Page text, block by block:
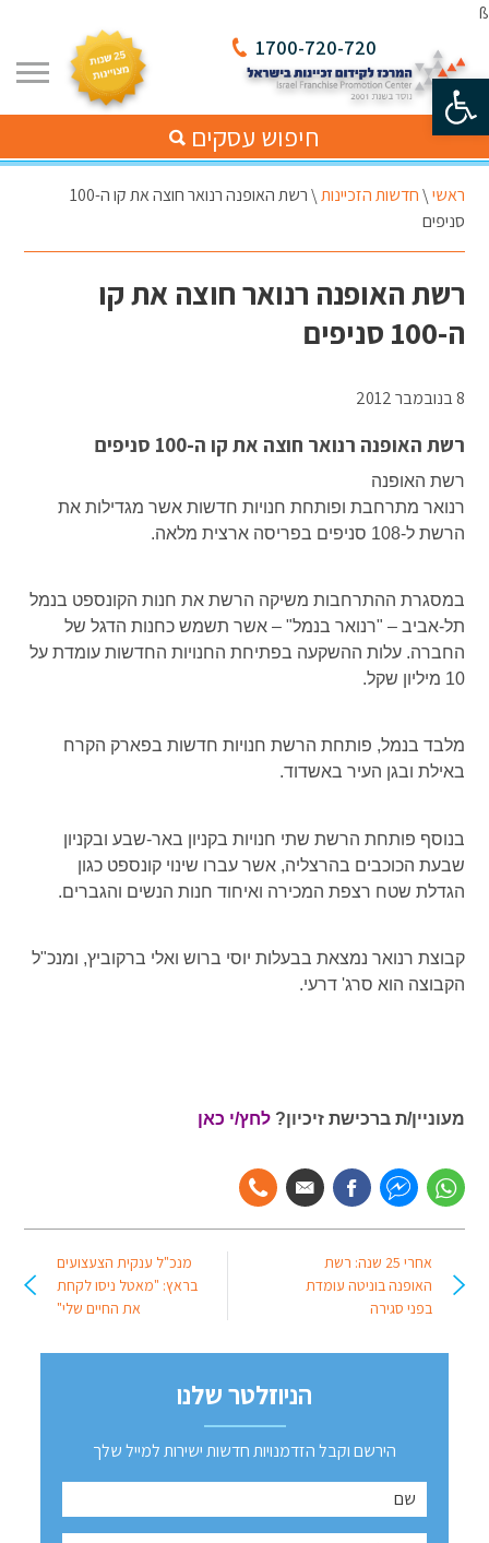
פתח סרגל נגישות
ß
1700-720-720
חיפוש עסקים
ראשי\חדשות הזכיינות\
רשת האופנה רנואר חוצה את קו ה-100
סניפים
רשת האופנה רנואר חוצה את קו
ה-100 סניפים
8 בנובמבר 2012
רשת האופנה רנואר חוצה את קו ה-100 סניפים
רשת האופנה
רנואר מתרחבת ופותחת חנויות חדשות אשר מגדילות את
הרשת ל-108 סניפים בפריסה ארצית מלאה.
במסגרת ההתרחבות משיקה הרשת את חנות הקונספט בנמל
תל-אביב – "רנואר בנמל" – אשר תשמש כחנות הדגל של
החברה. עלות ההשקעה בפתיחת החנויות החדשות עומדת על
10 מיליון שקל.
מלבד בנמל, פותחת הרשת חנויות חדשות בפארק הקרח
באילת ובגן העיר באשדוד.
בנוסף פותחת הרשת שתי חנויות בקניון באר-שבע ובקניון
שבעת הכוכבים בהרצליה, אשר עברו שינוי קונספט כגון
הגדלת שטח רצפת המכירה ואיחוד חנות הנשים והגברים.
קבוצת רנואר נמצאת בבעלות יוסי ברוש ואלי ברקוביץ, ומנכ"ל
הקבוצה הוא סרג' דרעי.
מעוניין/ת ברכישת זיכיון?לחץ/י כאן
אחרי 25 שנה: רשת
האופנה בוניטה עומדת
בפני סגירה
מנכ"ל ענקית הצעצועים
בראץ: "מאטל ניסו לקחת
את החיים שלי"
הניוזלטר שלנו
הירשם וקבל הזדמנויות חדשות ישירות למייל שלך